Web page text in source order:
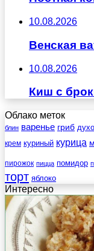
10.08.2026
Венская
10.08.2026
Киш с
Облако меток
блин варенье гриб
крем куриный курица
пирожок пицца помидор
торт яблоко
Интересно